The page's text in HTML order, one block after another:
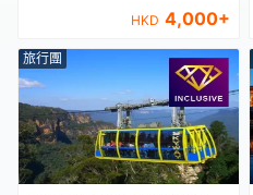
HKD 4,000+
旅行團